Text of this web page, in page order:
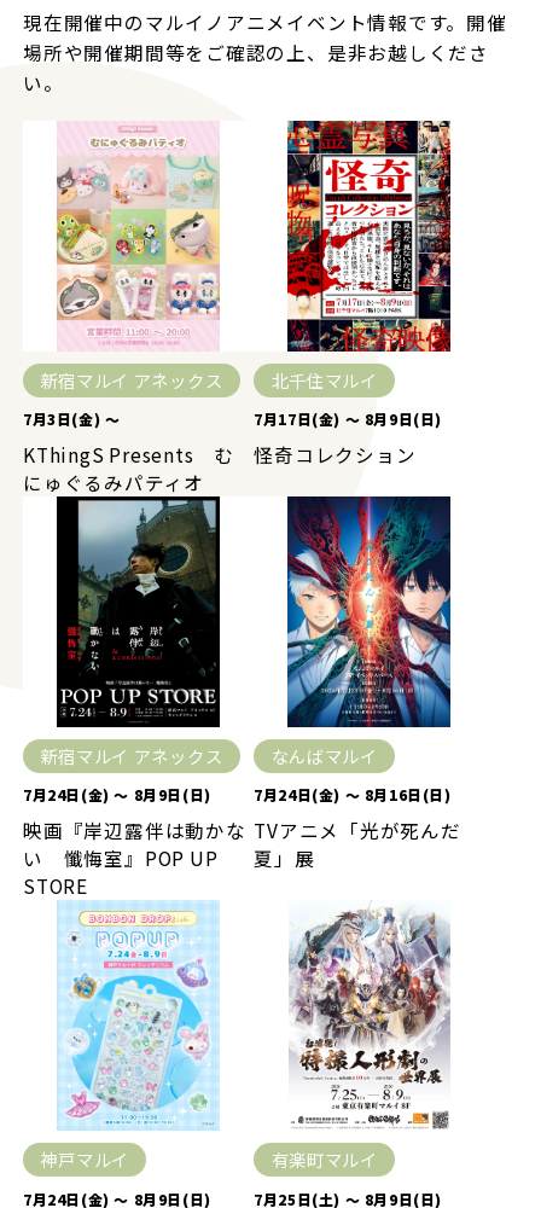
現在開催中のマルイノアニメイベント情報です。開催
場所や開催期間等をご確認の上、是非お越しくださ
い。
新宿マルイ アネックス
7月3日(金) ～
KThingS Presents む
にゅぐるみパティオ
北千住マルイ
7月17日(金) ～ 8月9日(日)
怪奇コレクション
新宿マルイ アネックス
7月24日(金) ～ 8月9日(日)
映画『岸辺露伴は動かな
い 懺悔室』POP UP
STORE
なんばマルイ
7月24日(金) ～ 8月16日(日)
TVアニメ「光が死んだ
夏」展
神戸マルイ
7月24日(金) ～ 8月9日(日)
有楽町マルイ
7月25日(土) ～ 8月9日(日)